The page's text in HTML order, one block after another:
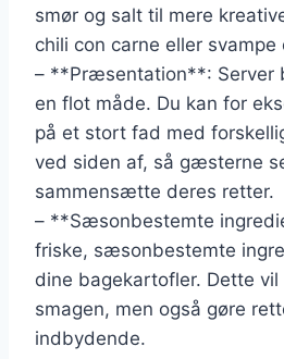
smør og salt til mere
chili con carne eller svampe
– **Præsentation**: Server
en flot måde. Du kan for
på et stort fad med
ved siden af, så gæsterne
sammensætte deres retter.
– **Sæsonbestemte
friske, sæsonbestemte
dine bagekartofler. Dette
smagen, men også gøre
indbydende.